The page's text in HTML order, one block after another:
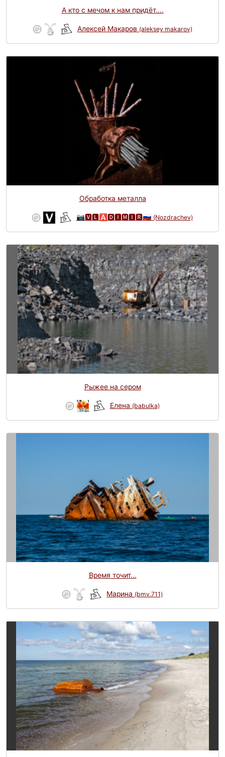
А кто с мечом к нам придёт....
Алексей Макаров (aleksey makarov)
Обработка металла
📷🆅🅻🅰🅳🅸🅼🅸🆁🇷🇺 (Nozdrachev)
Рыжее на сером
Елена (babulka)
Время точит...
Марина (bmv.711)